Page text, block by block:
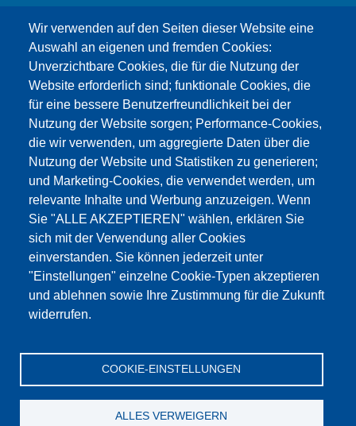
Wir verwenden auf den Seiten dieser Website eine
Auswahl an eigenen und fremden Cookies:
Unverzichtbare Cookies, die für die Nutzung der
Website erforderlich sind; funktionale Cookies, die
für eine bessere Benutzerfreundlichkeit bei der
Nutzung der Website sorgen; Performance-Cookies,
die wir verwenden, um aggregierte Daten über die
Nutzung der Website und Statistiken zu generieren;
und Marketing-Cookies, die verwendet werden, um
relevante Inhalte und Werbung anzuzeigen. Wenn
Sie "ALLE AKZEPTIEREN" wählen, erklären Sie
sich mit der Verwendung aller Cookies
einverstanden. Sie können jederzeit unter
"Einstellungen" einzelne Cookie-Typen akzeptieren
und ablehnen sowie Ihre Zustimmung für die Zukunft
widerrufen.
COOKIE-EINSTELLUNGEN
ALLES VERWEIGERN
info@testing.de
Этот материал заблокирован, потому что
файлы cookie Google Maps не были приняты.
НЕОБХОДИМО ПРИНЯТЬ ТОЛЬКО
ФАЙЛЫ COOKIE GOOGLE MAPS.
Alle Cookies akzeptieren